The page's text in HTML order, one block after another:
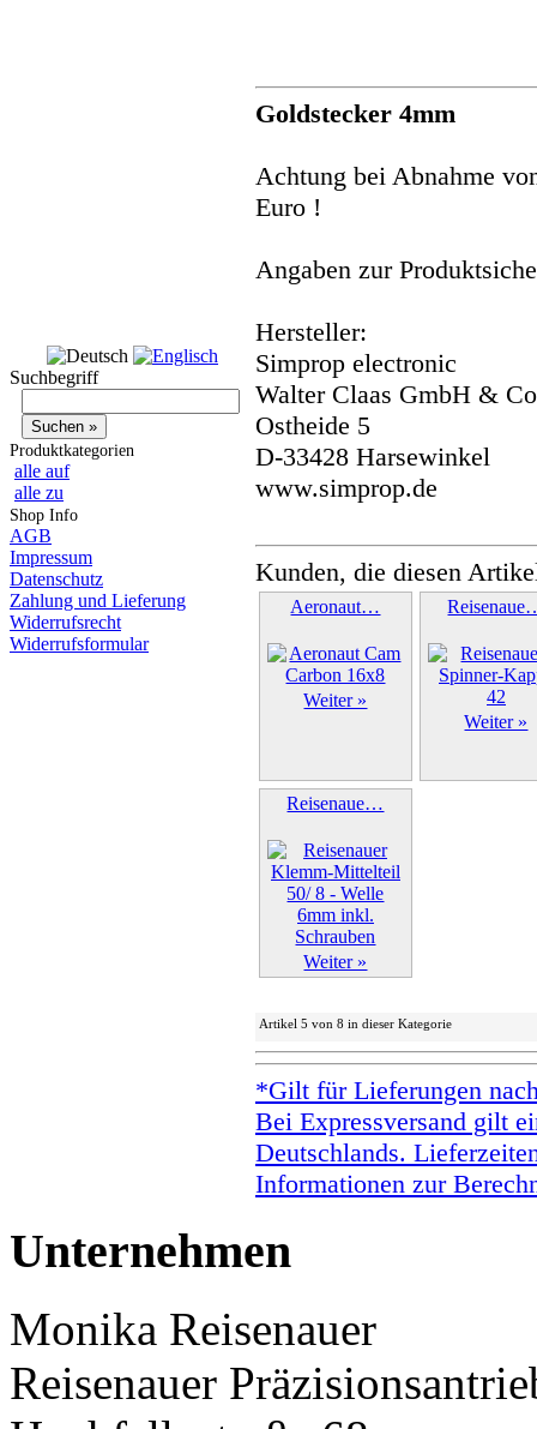
Suchbegriff
Produktkategorien
alle auf
alle zu
Shop Info
AGB
Impressum
Datenschutz
Zahlung und Lieferung
Widerrufsrecht
Widerrufsformular
Goldstecker 4mm
Achtung bei Abnahme
Euro !
Angaben zur
Hersteller:
Simprop electronic
Walter Claas GmbH &
Ostheide 5
D-33428 Harsewinkel
www.simprop.de
Kunden, die diesen
Aeronaut…
Weiter »
Weiter »
Reisenaue…
Weiter »
Artikel 5 von 8 in dieser Kategorie
*Gilt für Lieferungen
Bei Expressversand gilt
Deutschlands.
Informationen zur
Unternehmen
Monika Reisenauer
Reisenauer